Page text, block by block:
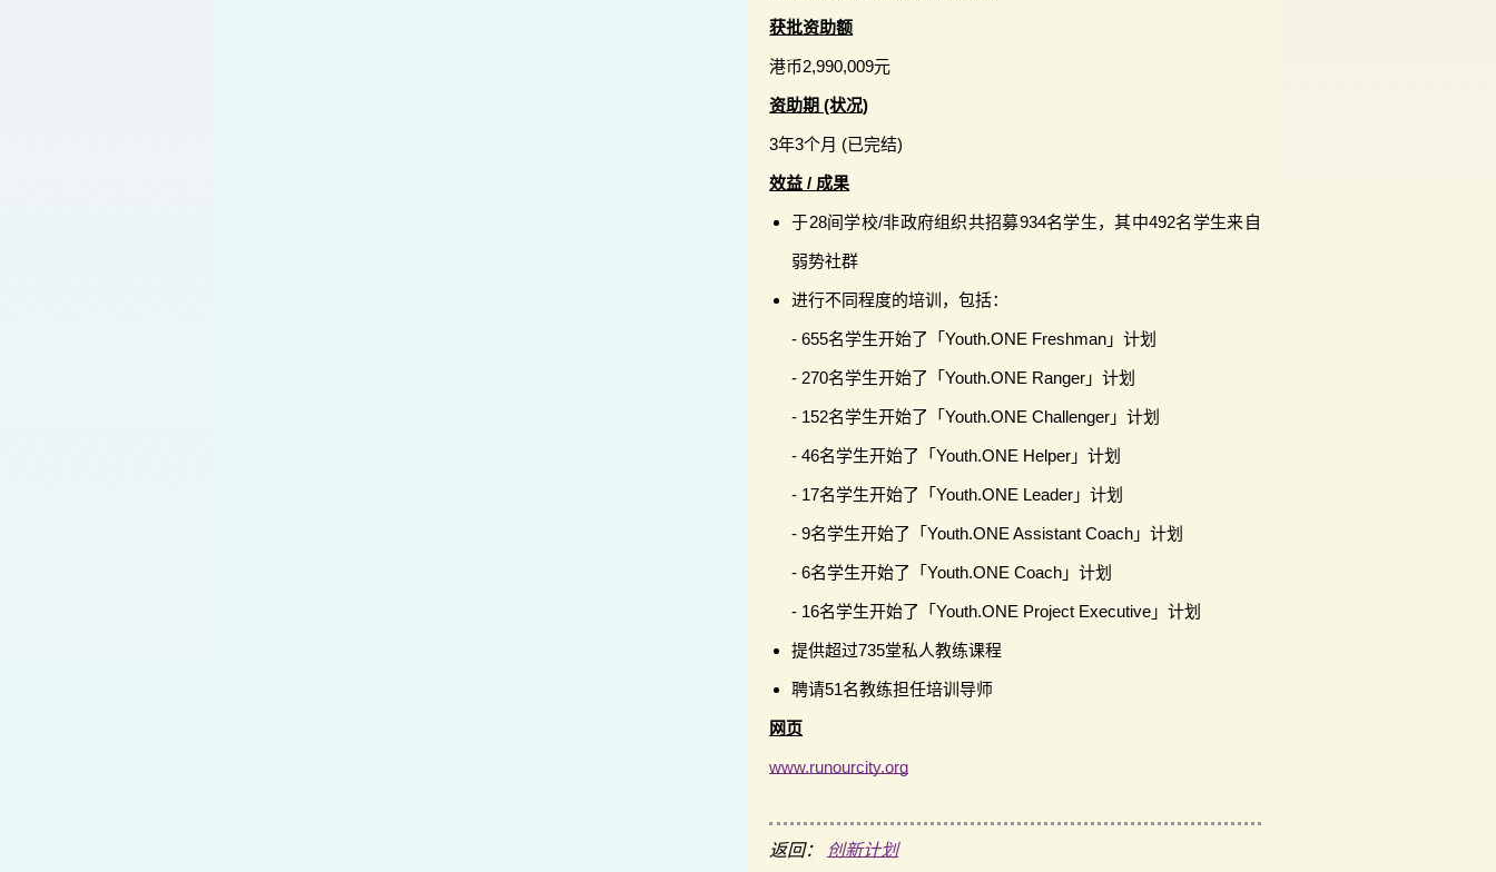
获批资助额
港币2,990,009元
资助期 (状况)
3年3个月 (已完结)
效益 / 成果
于28间学校/非政府组织共招募934名学生，其中492名学生来自
弱势社群
进行不同程度的培训，包括：
- 655名学生开始了「Youth.ONE Freshman」计划
- 270名学生开始了「Youth.ONE Ranger」计划
- 152名学生开始了「Youth.ONE Challenger」计划
- 46名学生开始了「Youth.ONE Helper」计划
- 17名学生开始了「Youth.ONE Leader」计划
- 9名学生开始了「Youth.ONE Assistant Coach」计划
- 6名学生开始了「Youth.ONE Coach」计划
- 16名学生开始了「Youth.ONE Project Executive」计划
提供超过735堂私人教练课程
聘请51名教练担任培训导师
网页
www.runourcity.org
返回： 创新计划